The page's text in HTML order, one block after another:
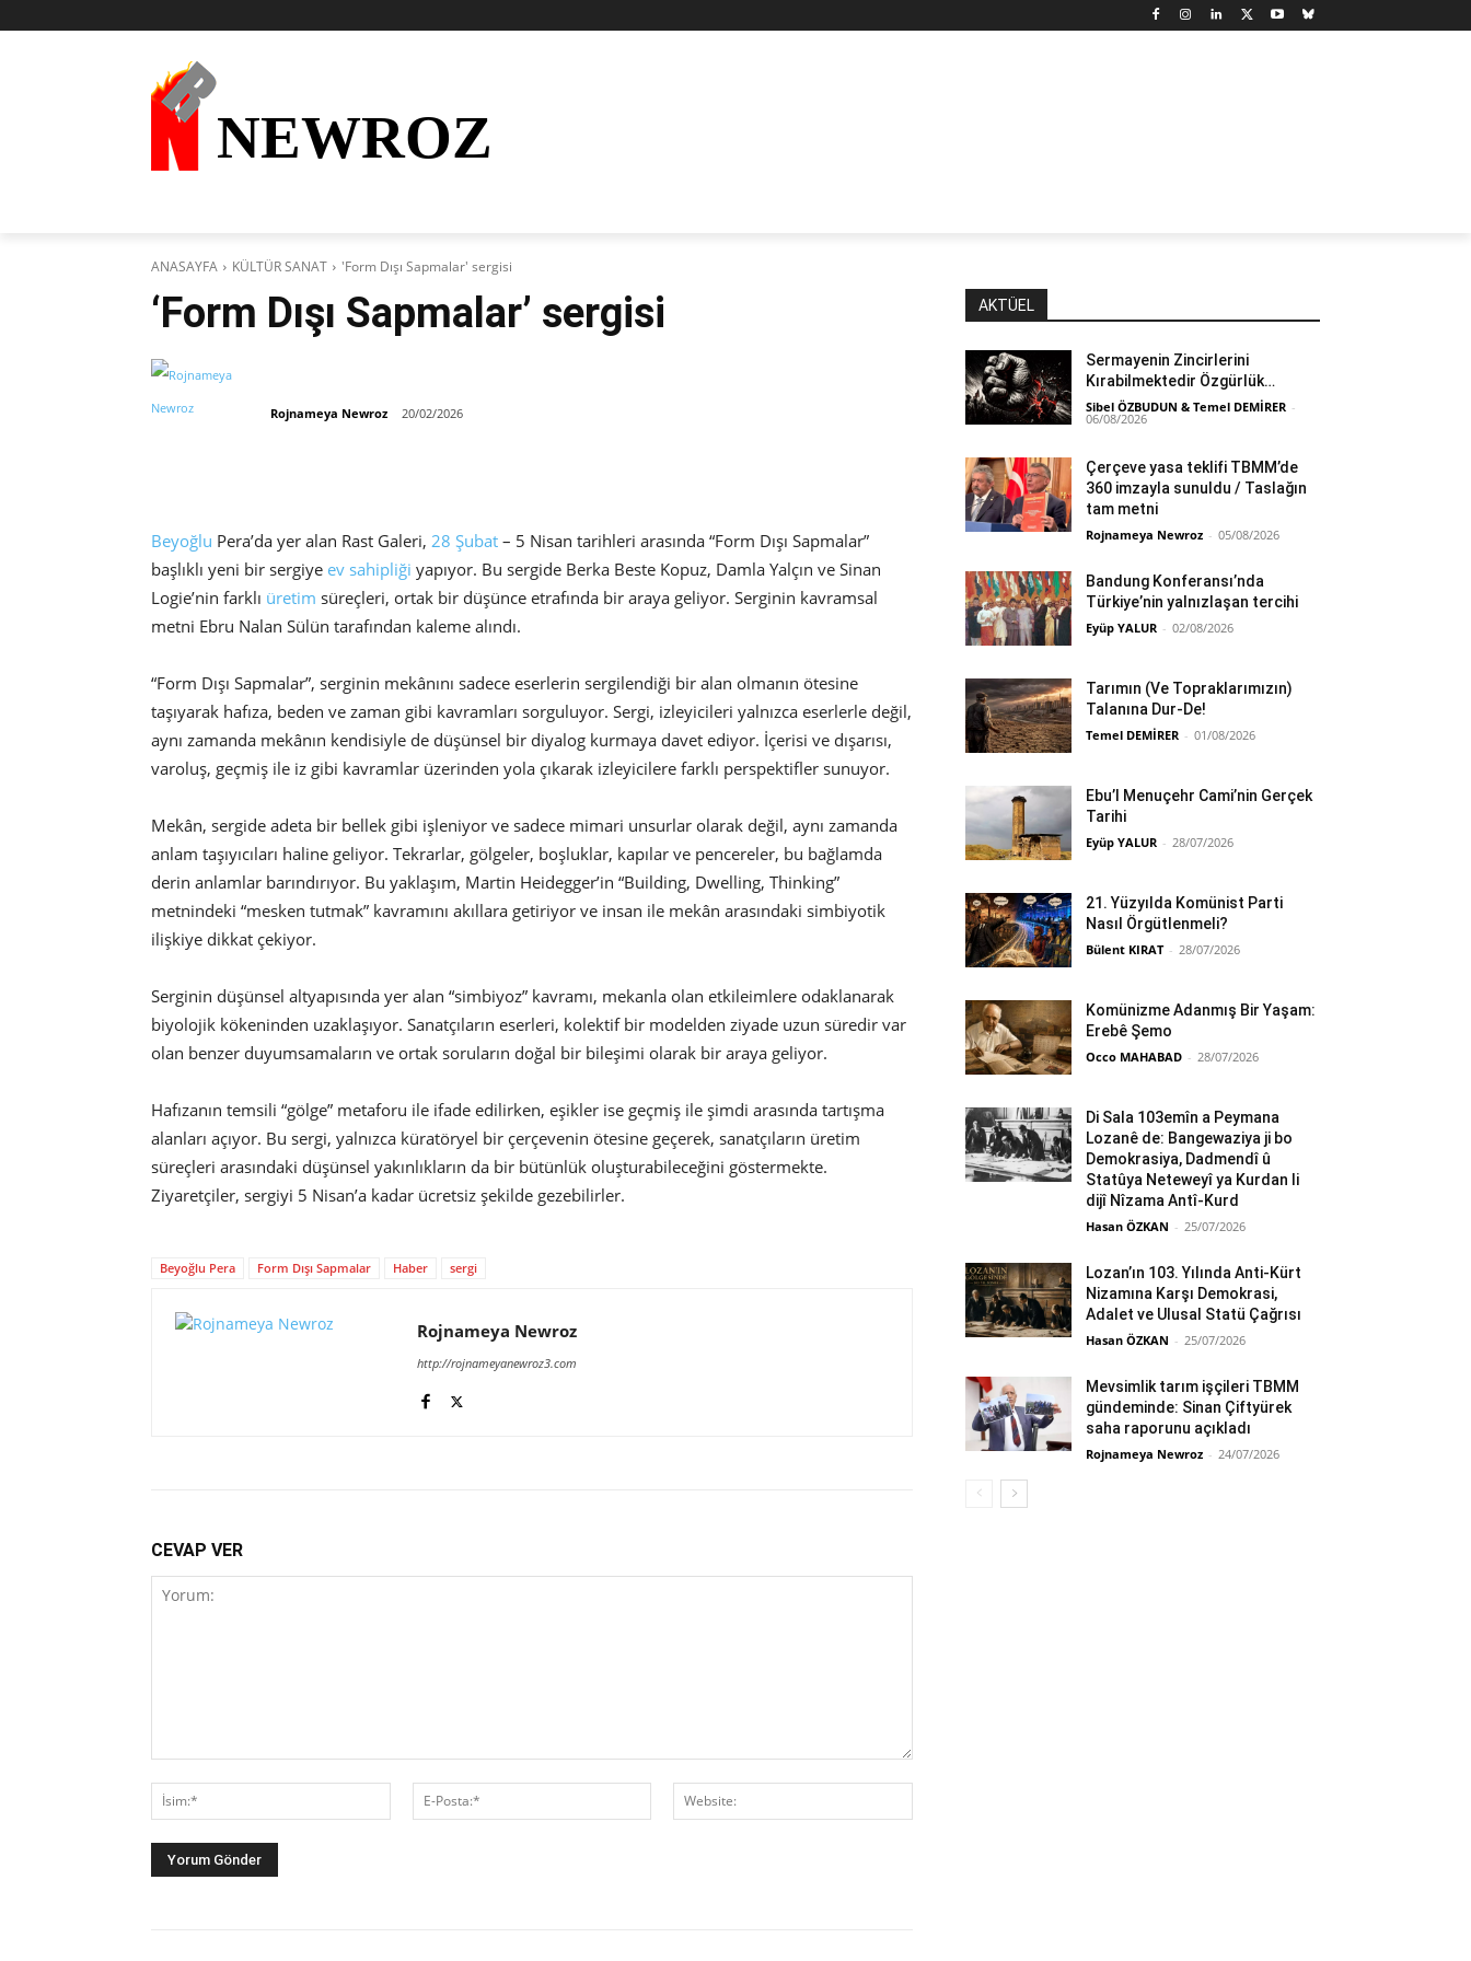
NEWROZ
ANASAYFA KÜLTÜR SANAT 'Form Dışı Sapmalar' sergisi
‘Form Dışı Sapmalar’ sergisi
Rojnameya Newroz 20/02/2026
Beyoğlu Pera’da yer alan Rast Galeri, 28 Şubat – 5 Nisan tarihleri arasında “Form Dışı Sapmalar”
başlıklı yeni bir sergiye ev sahipliği yapıyor. Bu sergide Berka Beste Kopuz, Damla Yalçın ve Sinan
Logie’nin farklı üretim süreçleri, ortak bir düşünce etrafında bir araya geliyor. Serginin kavramsal
metni Ebru Nalan Sülün tarafından kaleme alındı.
“Form Dışı Sapmalar”, serginin mekânını sadece eserlerin sergilendiği bir alan olmanın ötesine
taşıyarak hafıza, beden ve zaman gibi kavramları sorguluyor. Sergi, izleyicileri yalnızca eserlerle değil,
aynı zamanda mekânın kendisiyle de düşünsel bir diyalog kurmaya davet ediyor. İçerisi ve dışarısı,
varoluş, geçmiş ile iz gibi kavramlar üzerinden yola çıkarak izleyicilere farklı perspektifler sunuyor.
Mekân, sergide adeta bir bellek gibi işleniyor ve sadece mimari unsurlar olarak değil, aynı zamanda
anlam taşıyıcıları haline geliyor. Tekrarlar, gölgeler, boşluklar, kapılar ve pencereler, bu bağlamda
derin anlamlar barındırıyor. Bu yaklaşım, Martin Heidegger’in “Building, Dwelling, Thinking”
metnindeki “mesken tutmak” kavramını akıllara getiriyor ve insan ile mekân arasındaki simbiyotik
ilişkiye dikkat çekiyor.
Serginin düşünsel altyapısında yer alan “simbiyoz” kavramı, mekanla olan etkileimlere odaklanarak
biyolojik kökeninden uzaklaşıyor. Sanatçıların eserleri, kolektif bir modelden ziyade uzun süredir var
olan benzer duyumsamaların ve ortak soruların doğal bir bileşimi olarak bir araya geliyor.
Hafızanın temsili “gölge” metaforu ile ifade edilirken, eşikler ise geçmiş ile şimdi arasında tartışma
alanları açıyor. Bu sergi, yalnızca küratöryel bir çerçevenin ötesine geçerek, sanatçıların üretim
süreçleri arasındaki düşünsel yakınlıkların da bir bütünlük oluşturabileceğini göstermekte.
Ziyaretçiler, sergiyi 5 Nisan’a kadar ücretsiz şekilde gezebilirler.
Beyoğlu Pera Form Dışı Sapmalar Haber sergi
Rojnameya Newroz
http://rojnameyanewroz3.com
CEVAP VER
İsim:*
Posta:*
AKTÜEL
Sermayenin Zincirlerini
Kırabilmektedir Özgürlük…
Sibel ÖZBUDUN & Temel DEMİRER -
06/08/2026
Çerçeve yasa teklifi TBMM’de
360 imzayla sunuldu / Taslağın
tam metni
Rojnameya Newroz - 05/08/2026
Bandung Konferansı’nda
Türkiye’nin yalnızlaşan tercihi
Eyüp YALUR - 02/08/2026
Tarımın (Ve Topraklarımızın)
Talanına Dur-De!
Temel DEMİRER - 01/08/2026
Ebu’l Menuçehr Cami’nin Gerçek
Tarihi
Eyüp YALUR - 28/07/2026
21. Yüzyılda Komünist Parti
Nasıl Örgütlenmeli?
Bülent KIRAT - 28/07/2026
Komünizme Adanmış Bir Yaşam:
Erebê Şemo
Occo MAHABAD - 28/07/2026
Di Sala 103emîn a Peymana
Lozanê de: Bangewaziya ji bo
Demokrasiya, Dadmendî û
Statûya Neteweyî ya Kurdan li
dijî Nîzama Antî-Kurd
Hasan ÖZKAN - 25/07/2026
Lozan’ın 103. Yılında Anti-Kürt
Nizamına Karşı Demokrasi,
Adalet ve Ulusal Statü Çağrısı
Hasan ÖZKAN - 25/07/2026
Mevsimlik tarım işçileri TBMM
gündeminde: Sinan Çiftyürek
saha raporunu açıkladı
Rojnameya Newroz - 24/07/2026